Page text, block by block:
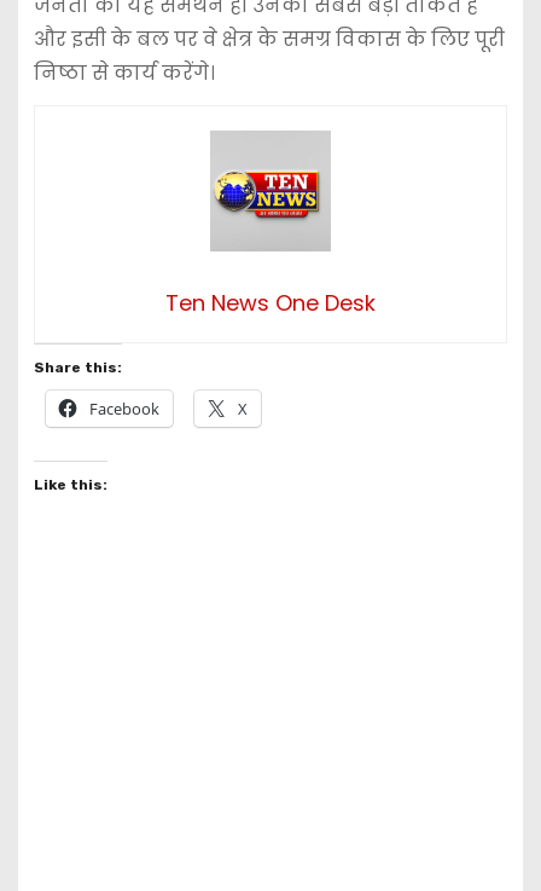
और इसी के बल पर वे क्षेत्र के समग्र विकास के लिए पूरी
निष्ठा से कार्य करेंगे।
Ten News One Desk
Share this:
Facebook X
Like this: